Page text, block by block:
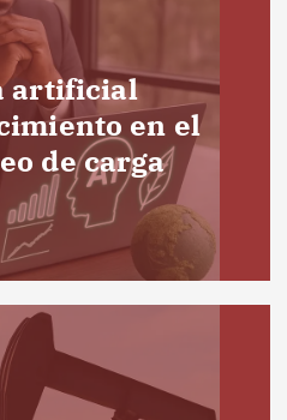
artificial
en el
de carga